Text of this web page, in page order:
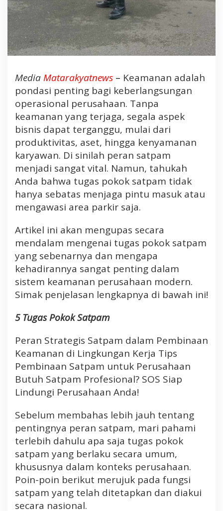
s
a
h
a
a
&
K
e
a
j
i
b
a
n
-
K
e
a
j
i
a
n
n
a
MediaMatarakyatnews – Keamanan adalah
pondasi penting bagi keberlangsungan
operasional perusahaan. Tanpa
keamanan yang terjaga, segala aspek
bisnis dapat terganggu, mulai dari
produktivitas, aset, hingga kenyamanan
karyawan. Di sinilah peran satpam
menjadi sangat vital. Namun, tahukah
Anda bahwa tugas pokok satpam tidak
hanya sebatas menjaga pintu masuk atau
mengawasi area parkir saja.
Artikel ini akan mengupas secara
mendalam mengenai tugas pokok satpam
yang sebenarnya dan mengapa
kehadirannya sangat penting dalam
sistem keamanan perusahaan modern.
Simak penjelasan lengkapnya di bawah ini!
5 Tugas Pokok Satpam
Peran Strategis Satpam dalam Pembinaan
Keamanan di Lingkungan Kerja Tips
Pembinaan Satpam untuk Perusahaan
Butuh Satpam Profesional? SOS Siap
Lindungi Perusahaan Anda!
Sebelum membahas lebih jauh tentang
pentingnya peran satpam, mari pahami
terlebih dahulu apa saja tugas pokok
satpam yang berlaku secara umum,
khususnya dalam konteks perusahaan.
Poin-poin berikut merujuk pada fungsi
satpam yang telah ditetapkan dan diakui
secara nasional.